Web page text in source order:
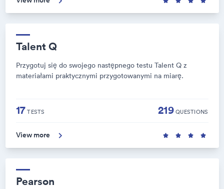
Talent Q
Przygotuj się do swojego następnego testu Talent Q z
materiałami praktycznymi przygotowanymi na miarę.
17TESTS 219QUESTIONS
View more
Pearson